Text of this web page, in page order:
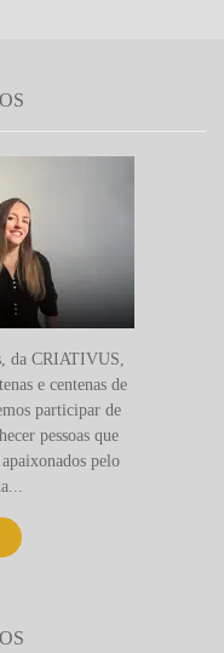
da CRIATIVUS,
e centenas de
participar de
pessoas que
pelo